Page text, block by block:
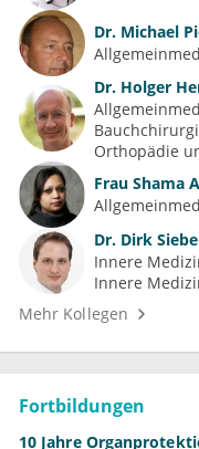
Dr. Michael
Dr. Holger
Orthopädie
Frau Shama
Dr. Dirk
Innere
Innere
Mehr Kollegen
Fortbildungen
10 Jahre